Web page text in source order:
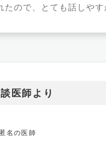
たので、とても話しやす
医師より
名の医師